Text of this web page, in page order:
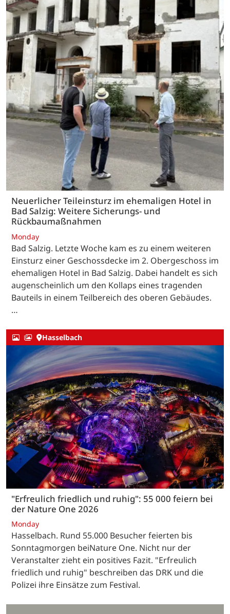
Neuerlicher Teileinsturz im ehemaligen Hotel in
Bad Salzig: Weitere Sicherungs- und
Rückbaumaßnahmen
Monday
Bad Salzig. Letzte Woche kam es zu einem weiteren
Einsturz einer Geschossdecke im 2. Obergeschoss im
ehemaligen Hotel in Bad Salzig. Dabei handelt es sich
augenscheinlich um den Kollaps eines tragenden
Bauteils in einem Teilbereich des oberen Gebäudes.
…
Hasselbach
"Erfreulich friedlich und ruhig": 55 000 feiern bei
der Nature One 2026
Monday
Hasselbach. Rund 55.000 Besucher feierten bis
Sonntagmorgen beiNature One. Nicht nur der
Veranstalter zieht ein positives Fazit. "Erfreulich
friedlich und ruhig" beschreiben das DRK und die
Polizei ihre Einsätze zum Festival.